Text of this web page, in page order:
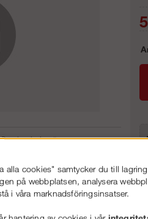
hela vägen
alla cookies" samtycker du till
på webbplatsen, analysera
i våra marknadsföringsinsatser.